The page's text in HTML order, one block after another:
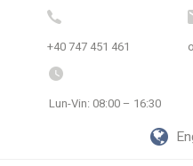
+40 747 451 461
Lun-Vin: 08:00 – 16:30